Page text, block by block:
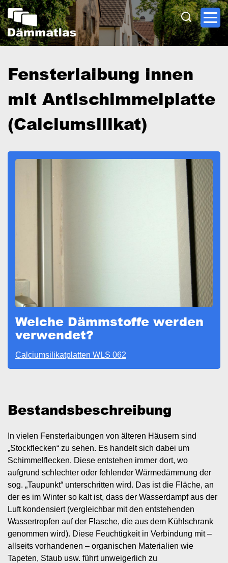
Direkt
zum
Inhalt
Fensterlaibung innen
mit Antischimmelplatte
(Calciumsilikat)
Welche Dämmstoffe werden
verwendet?
Calciumsilikatplatten WLS 062
Bestandsbeschreibung
In vielen Fensterlaibungen von älteren Häusern sind
„Stockflecken“ zu sehen. Es handelt sich dabei um
Schimmelflecken. Diese entstehen immer dort, wo
aufgrund schlechter oder fehlender Wärmedämmung der
sog. „Taupunkt“ unterschritten wird. Das ist die Fläche, an
der es im Winter so kalt ist, dass der Wasserdampf aus der
Luft kondensiert (vergleichbar mit den entstehenden
Wassertropfen auf der Flasche, die aus dem Kühlschrank
genommen wird). Diese Feuchtigkeit in Verbindung mit –
allseits vorhandenen – organischen Materialien wie
Tapeten, Staub usw. führt unweigerlich zu